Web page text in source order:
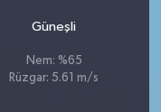
Güneşli
Nem: %65
Rüzgar: 5.61 m/s